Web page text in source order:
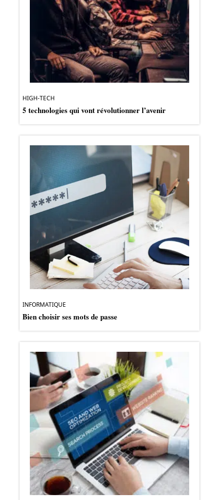
HIGH-TECH
5 technologies qui vont révolutionner l’avenir
INFORMATIQUE
Bien choisir ses mots de passe